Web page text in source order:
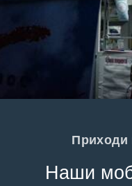
Приходи
Наши